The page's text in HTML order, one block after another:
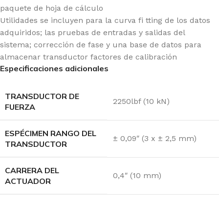
paquete de hoja de cálculo
Utilidades se incluyen para la curva fi tting de los datos
adquiridos; las pruebas de entradas y salidas del
sistema; corrección de fase y una base de datos para
almacenar transductor factores de calibración
Especificaciones adicionales
TRANSDUCTOR DE
FUERZA
2250lbf (10 kN)
ESPÉCIMEN RANGO DEL
TRANSDUCTOR
± 0,09″ (3 x ± 2,5 mm)
CARRERA DEL
ACTUADOR
0,4″ (10 mm)